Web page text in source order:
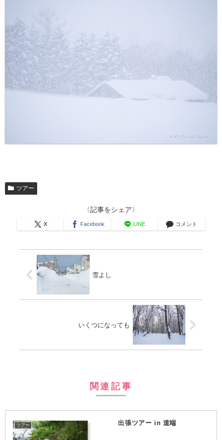
ツアー
〈記事をシェア〉
X Facebook LINE コメント
雪よし
いくつになっても
関連記事
ツアー 出張ツアー in 道端